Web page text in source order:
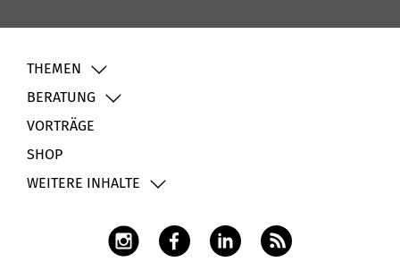
THEMEN
BERATUNG
VORTRÄGE
SHOP
WEITERE INHALTE